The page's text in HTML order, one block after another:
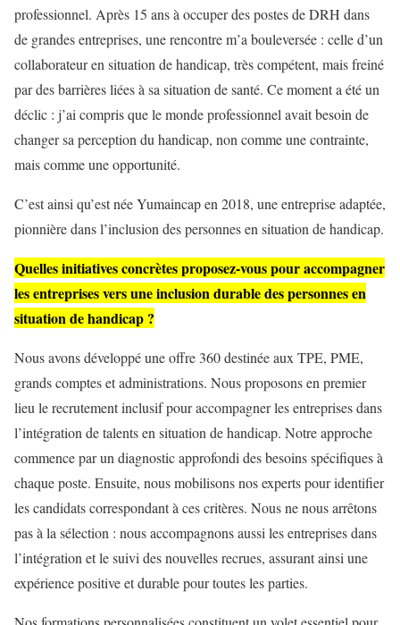
professionnel. Après 15 ans à occuper des postes de DRH dans
de grandes entreprises, une rencontre m’a bouleversée : celle d’un
collaborateur en situation de handicap, très compétent, mais freiné
par des barrières liées à sa situation de santé. Ce moment a été un
déclic : j’ai compris que le monde professionnel avait besoin de
changer sa perception du handicap, non comme une contrainte,
mais comme une opportunité.
C’est ainsi qu’est née Yumaincap en 2018, une entreprise adaptée,
pionnière dans l’inclusion des personnes en situation de handicap.
Quelles initiatives concrètes proposez-vous pour accompagner
les entreprises vers une inclusion durable des personnes en
situation de handicap ?
Nous avons développé une offre 360 destinée aux TPE, PME,
grands comptes et administrations. Nous proposons en premier
lieu le recrutement inclusif pour accompagner les entreprises dans
l’intégration de talents en situation de handicap. Notre approche
commence par un diagnostic approfondi des besoins spécifiques à
chaque poste. Ensuite, nous mobilisons nos experts pour identifier
les candidats correspondant à ces critères. Nous ne nous arrêtons
pas à la sélection : nous accompagnons aussi les entreprises dans
l’intégration et le suivi des nouvelles recrues, assurant ainsi une
expérience positive et durable pour toutes les parties.